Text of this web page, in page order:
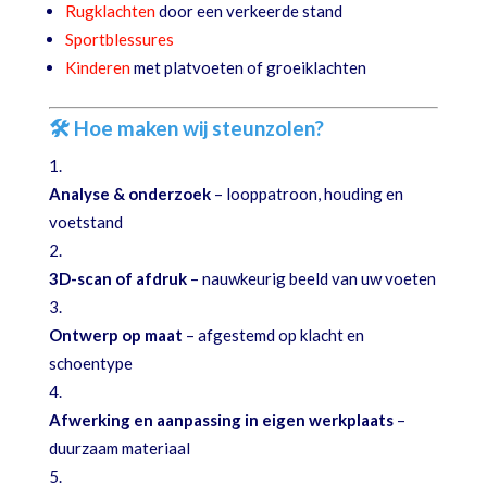
Rugklachtendoor een verkeerde stand
Sportblessures
Kinderenmet platvoeten of groeiklachten
🛠 Hoe maken wij steunzolen?
Analyse & onderzoek– looppatroon, houding en
voetstand
3D-scan of afdruk– nauwkeurig beeld van uw voeten
Ontwerp op maat – afgestemd op klacht en
schoentype
Afwerking en aanpassing in eigen werkplaats–
duurzaam materiaal